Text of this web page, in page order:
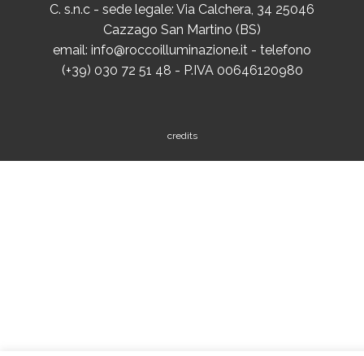
C. s.n.c - sede legale: Via Calchera, 34 25046
Cazzago San Martino (BS)
email: info@roccoilluminazione.it - telefono
(+39) 030 72 51 48 - P.IVA 00646120980
credits